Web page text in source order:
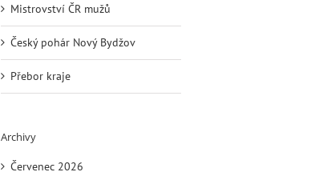
Mistrovství ČR mužů
Český pohár Nový Bydžov
Přebor kraje
Archivy
Červenec 2026